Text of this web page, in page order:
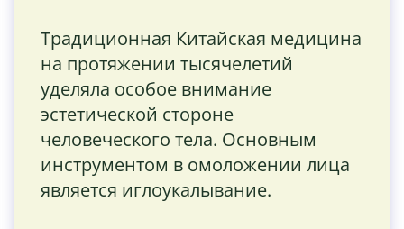
Традиционная Китайская медицина
на протяжении тысячелетий
уделяла особое внимание
эстетической стороне
человеческого тела. Основным
инструментом в омоложении лица
является иглоукалывание.